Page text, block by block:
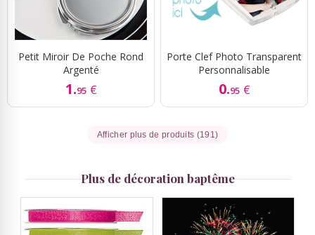
Petit Miroir De Poche Rond
Argenté
1.95 €
Porte Clef Photo Transparent
Personnalisable
0.95 €
Afficher plus de produits (191)
Plus de décoration baptême